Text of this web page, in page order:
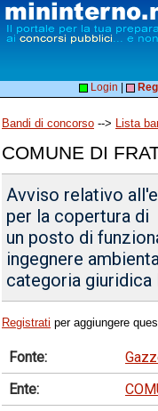
Login
Bandi di concorso --> Lista
COMUNE DI
Avviso relativo
per la copertura di
un posto di
ingegnere
categoria giuridica
Registrati per aggiungere
Fonte:
Ente: